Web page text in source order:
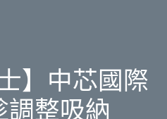
】中芯國際
調整吸納